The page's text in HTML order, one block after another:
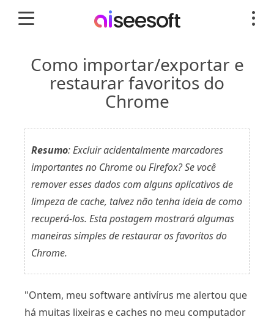
Como importar/exportar e
restaurar favoritos do
Chrome
Resumo: Excluir acidentalmente marcadores
importantes no Chrome ou Firefox? Se você
remover esses dados com alguns aplicativos de
limpeza de cache, talvez não tenha ideia de como
recuperá-los. Esta postagem mostrará algumas
maneiras simples de restaurar os favoritos do
Chrome.
"Ontem, meu software antivírus me alertou que
há muitas lixeiras e caches no meu computador